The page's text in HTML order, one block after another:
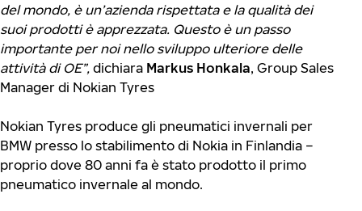
del mondo, è un’azienda rispettata e la qualità dei
suoi prodotti è apprezzata. Questo è un passo
importante per noi nello sviluppo ulteriore delle
attività di OE”, dichiara Markus Honkala, Group Sales
Manager di Nokian Tyres
Nokian Tyres produce gli pneumatici invernali per
BMW presso lo stabilimento di Nokia in Finlandia –
proprio dove 80 anni fa è stato prodotto il primo
pneumatico invernale al mondo.